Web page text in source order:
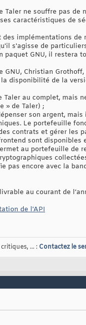
Taler ne souffre pas
caractéristiques de
implémentations
s'agisse de
paquet GNU, il restera
Christian
disponibilité de la
au complet, mais
» de Taler) ;
son argent,
Le portefeuille
contrats et gérer les
sont disponibles
au portefeuille de
pas encore avec la
au courant de
de l'API
... : Contactez le